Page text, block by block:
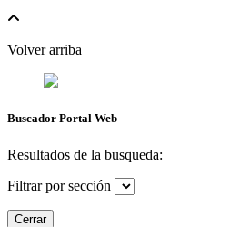
Volver arriba
Buscador Portal Web
Resultados de la busqueda:
Filtrar por sección
Cerrar